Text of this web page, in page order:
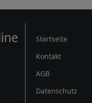
Rechtliches
Startseite
Kontakt
AGB
Datenschutz